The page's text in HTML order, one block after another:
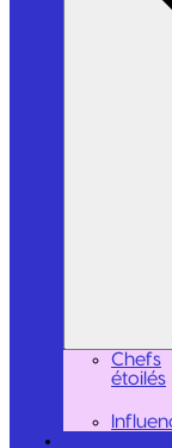
Chefs
étoilés